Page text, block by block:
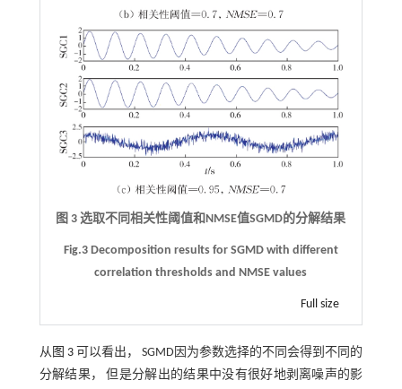
图 3 选取不同相关性阈值和NMSE值SGMD的分解结果
Fig.3 Decomposition results for SGMD with different
correlation thresholds and NMSE values
Full size
从 图 3可以看出， SGMD因为参数选择的不同会得到不同的
分解结果， 但是分解出的结果中没有很好地剥离噪声的影